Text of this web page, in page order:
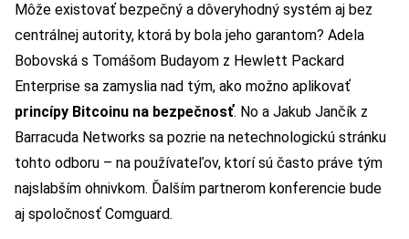
Môže existovať bezpečný a dôveryhodný systém aj bez
centrálnej autority, ktorá by bola jeho garantom? Adela
Bobovská s Tomášom Budayom z Hewlett Packard
Enterprise sa zamyslia nad tým, ako možno aplikovať
princípy Bitcoinu na bezpečnosť. No a Jakub Jančík z
Barracuda Networks sa pozrie na netechnologickú stránku
tohto odboru – na používateľov, ktorí sú často práve tým
najslabším ohnivkom. Ďalším partnerom konferencie bude
aj spoločnosť Comguard.